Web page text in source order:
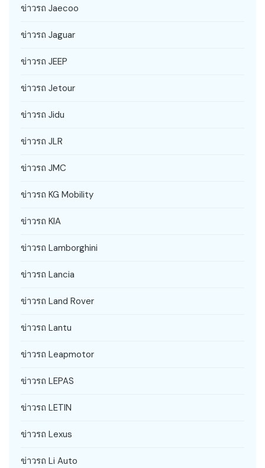
ข่าวรถ Jaecoo
ข่าวรถ Jaguar
ข่าวรถ JEEP
ข่าวรถ Jetour
ข่าวรถ Jidu
ข่าวรถ JLR
ข่าวรถ JMC
ข่าวรถ KG Mobility
ข่าวรถ KIA
ข่าวรถ Lamborghini
ข่าวรถ Lancia
ข่าวรถ Land Rover
ข่าวรถ Lantu
ข่าวรถ Leapmotor
ข่าวรถ LEPAS
ข่าวรถ LETIN
ข่าวรถ Lexus
ข่าวรถ Li Auto